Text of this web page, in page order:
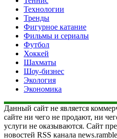
Технологии
Тренды
Фигурное катание
Фильмы и сериалы
Футбол
Хоккей
Шахматы
Шоу-бизнес
Экология
Экономика
Данный сайт не является
сайте ни чего не продают, ни
услуги не оказываются. Сайт
новостей RSS канала